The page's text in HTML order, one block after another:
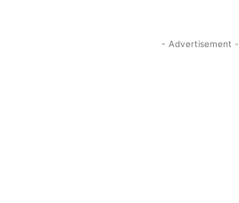
- Advertisement -